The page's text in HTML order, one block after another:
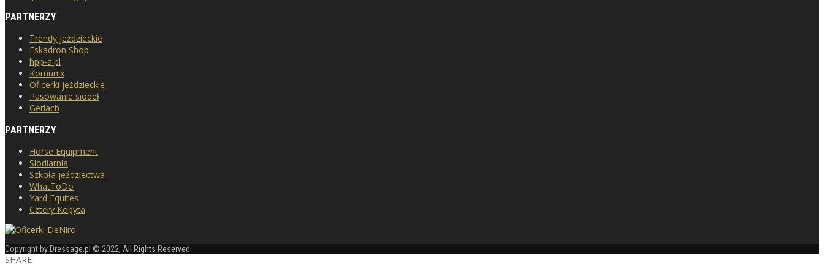
PARTNERZY
Trendy jeździeckie
Eskadron Shop
hpp-a.pl
Komunix
Oficerki jeździeckie
Pasowanie siodeł
Gerlach
PARTNERZY
Horse Equipment
Siodlarnia
Szkoła jeździectwa
WhatToDo
Yard Equites
Cztery Kopyta
Copyright by Dressage.pl © 2022, All Rights Reserved.
SHARE